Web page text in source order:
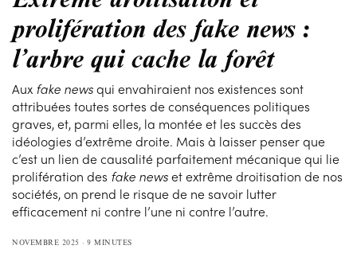
prolifération des fake news :
l’arbre qui cache la forêt
Aux fake newsqui envahiraient nos existences sont
attribuées toutes sortes de conséquences politiques
graves, et, parmi elles, la montée et les succès des
idéologies d’extrême droite. Mais à laisser penser que
c’est un lien de causalité parfaitement mécanique qui lie
prolifération des fake newset extrême droitisation de nos
sociétés, on prend le risque de ne savoir lutter
efficacement ni contre l’une ni contre l’autre.
NOVEMBRE 2025 9 MINUTES